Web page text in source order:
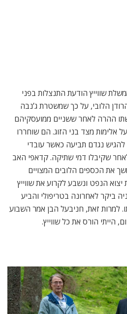
שווייץ הודעת התנצלות בפני
הלובי, על כך שמשטרת ג’נבה
ההרה לאחר ששניים ממועסקיהם
אלימות מצד בני הזוג. הם שוחררו
נגדם תביעה כאשר עובדי
שקיבלו דמי שתיקה. קדאפי האב
את הכספים הלובים המצויים
הנפט ונשבע לקרוע את שווייץ
ביקר לאחרונה בטריפולי והביע
למרות זאת, חניבעל הבן אמר השבוע
הייתי הורס את כל שווייץ.